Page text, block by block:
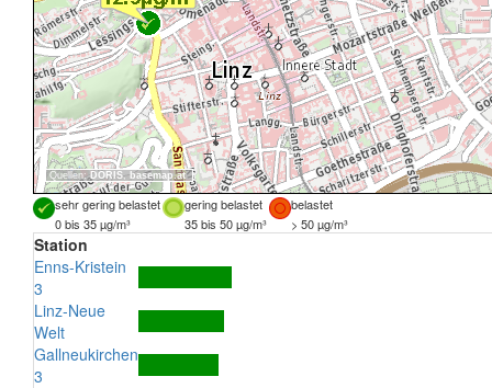
Quellen:DORIS, basemap.at
sehr gering belastet gering belastet
belastet
0 bis 35 µg/m³
35 bis 50 µg/m³ > 50 µg/m³
Station
Enns-Kristein
3
Linz-Neue
Welt
Gallneukirchen
3